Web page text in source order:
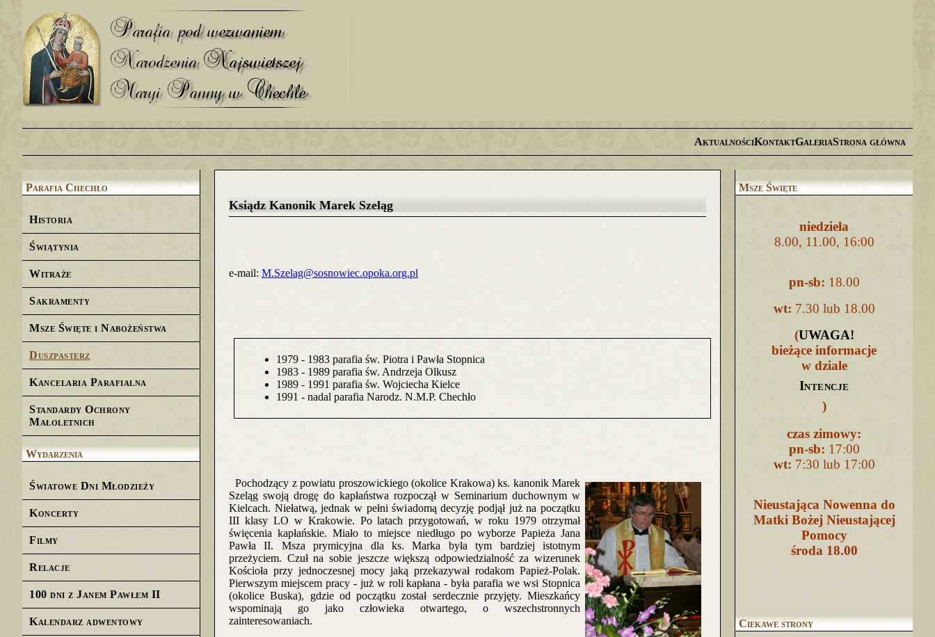
AktualnościKontaktGaleriaStrona główna
Parafia Chechło
Historia
Świątynia
Witraże
Sakramenty
Msze Święte i Nabożeństwa
Duszpasterz
Kancelaria Parafialna
Standardy Ochrony
Małoletnich
Wydarzenia
Światowe Dni Młodzieży
Koncerty
Filmy
Relacje
100 dni z Janem Pawłem II
Kalendarz adwentowy
Ksiądz Kanonik Marek Szeląg
e-mail: M.Szelag@sosnowiec.opoka.org.pl
1979 - 1983 parafia św. Piotra i Pawła Stopnica
1983 - 1989 parafia św. Andrzeja Olkusz
1989 - 1991 parafia św. Wojciecha Kielce
1991 - nadal parafia Narodz. N.M.P. Chechło
Pochodzący z powiatu proszowickiego (okolice Krakowa) ks. kanonik Marek
Szeląg swoją drogę do kapłaństwa rozpoczął w Seminarium duchownym w
Kielcach. Niełatwą, jednak w pełni świadomą decyzję podjął już na początku
III klasy LO w Krakowie. Po latach przygotowań, w roku 1979 otrzymał
święcenia kapłańskie. Miało to miejsce niedługo po wyborze Papieża Jana
Pawła II. Msza prymicyjna dla ks. Marka była tym bardziej istotnym
przeżyciem. Czuł na sobie jeszcze większą odpowiedzialność za wizerunek
Kościoła przy jednoczesnej mocy jaką przekazywał rodakom Papież-Polak.
Pierwszym miejscem pracy - już w roli kapłana - była parafia we wsi Stopnica
(okolice Buska), gdzie od początku został serdecznie przyjęty. Mieszkańcy
wspominają go jako człowieka otwartego, o wszechstronnych
zainteresowaniach.
Msze Święte
niedziela
8.00, 11.00, 16:00
pn-sb: 18.00
wt: 7.30 lub 18.00
(UWAGA!
bieżące informacje
w dziale
Intencje
)
czas zimowy:
pn-sb: 17:00
wt: 7:30 lub 17:00
Nieustająca Nowenna do
Matki Bożej Nieustającej
Pomocy
środa 18.00
Ciekawe strony